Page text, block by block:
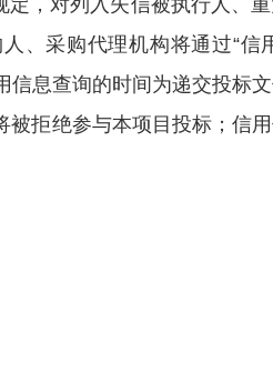
，对列入失信被执行人、
、采购代理机构将通过“信
信息查询的时间为递交投标
拒绝参与本项目投标；信